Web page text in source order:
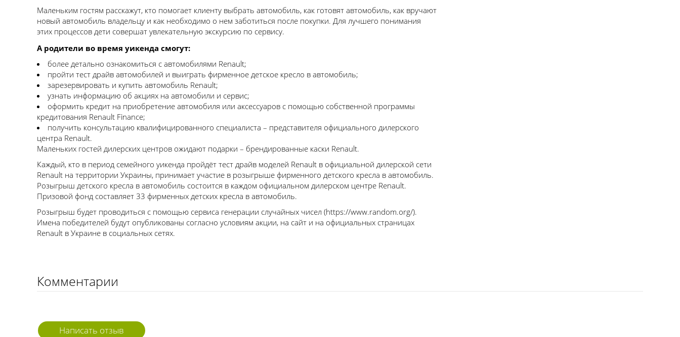
Маленьким гостям расскажут, кто помогает клиенту выбрать автомобиль, как готовят автомобиль, как вручают
новый автомобиль владельцу и как необходимо о нем заботиться после покупки. Для лучшего понимания
этих процессов дети совершат увлекательную экскурсию по сервису.
А родители во время уикенда смогут:
более детально ознакомиться с автомобилями Renault;
пройти тест драйв автомобилей и выиграть фирменное детское кресло в автомобиль;
зарезервировать и купить автомобиль Renault;
узнать информацию об акциях на автомобили и сервис;
оформить кредит на приобретение автомобиля или аксессуаров с помощью собственной программы
кредитования Renault Finance;
получить консультацию квалифицированного специалиста – представителя официального дилерского
центра Renault.
Маленьких гостей дилерских центров ожидают подарки – брендированные каски Renault.
Каждый, кто в период семейного уикенда пройдёт тест драйв моделей Renault в официальной дилерской сети
Renault на территории Украины, принимает участие в розыгрыше фирменного детского кресла в автомобиль.
Розыгрыш детского кресла в автомобиль состоится в каждом официальном дилерском центре Renault.
Призовой фонд составляет 33 фирменных детских кресла в автомобиль.
Розыгрыш будет проводиться с помощью сервиса генерации случайных чисел (https://www.random.org/).
Имена победителей будут опубликованы согласно условиям акции, на сайт и на официальных страницах
Renault в Украине в социальных сетях.
Комментарии
Написать отзыв